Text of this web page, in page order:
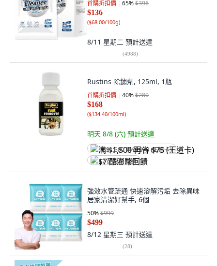
首購折扣價 65%$396
$136
($68.00/100g)
8/11 星期二 預計送達
(4988)
Rustins 除鏽劑, 125ml, 1瓶
首購折扣價 40%$280
$168
($134.40/100ml)
明天 8/8 (六) 預計送達
满 $1,500 再省 $75 (王道卡)
$7 酷澎幣回饋
強效水管疏通 快速溶解污垢 去除異味
居家清潔好幫手, 6個
50%$999
$499
8/12 星期三 預計送達
(28)